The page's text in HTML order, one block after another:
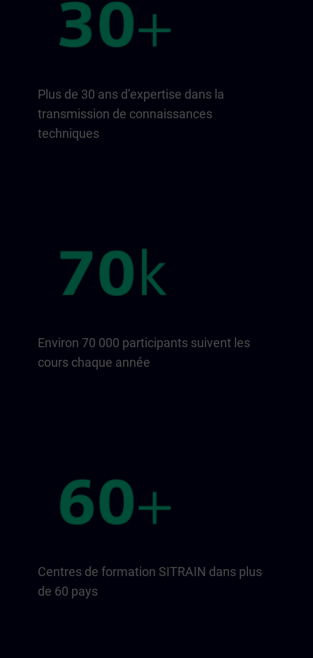
Plus de 30 ans d’expertise dans la
transmission de connaissances
techniques
Environ 70 000 participants suivent les
cours chaque année
Centres de formation SITRAIN dans plus
de 60 pays